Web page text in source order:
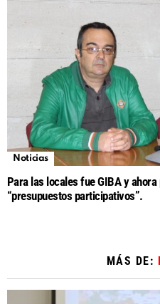
Noticias
Para las locales fue GIBA y
“presupuestos participativos”.
MÁS DE: